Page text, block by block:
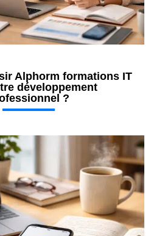
Alphorm formations IT
développement
?